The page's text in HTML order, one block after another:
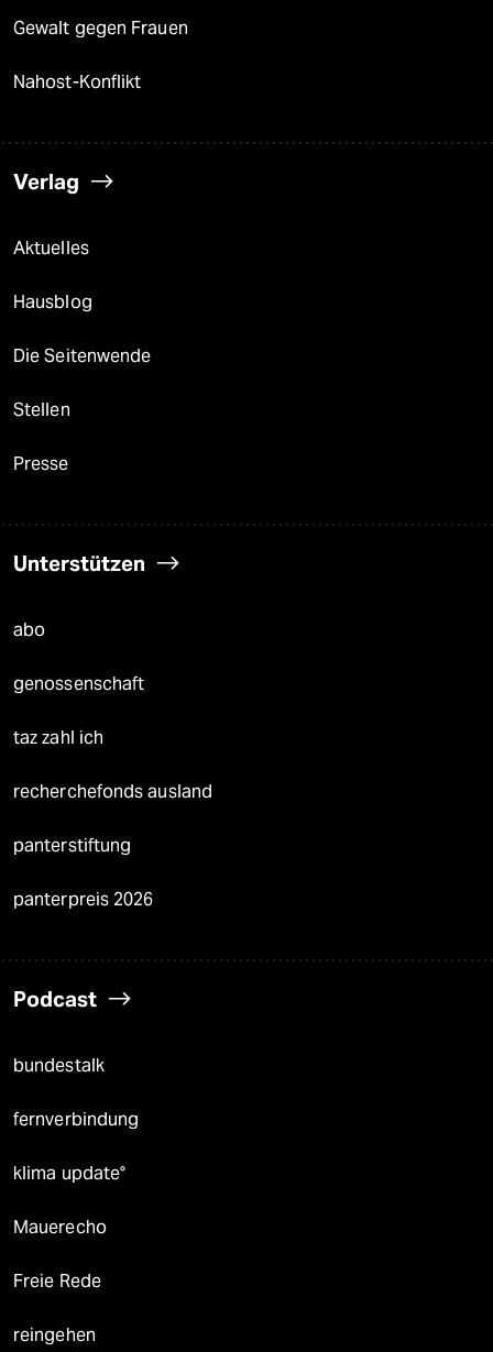
Gewalt gegen Frauen
Nahost-Konflikt
Verlag
Aktuelles
Hausblog
Die Seitenwende
Stellen
Presse
Unterstützen
abo
genossenschaft
taz zahl ich
recherchefonds ausland
panterstiftung
panterpreis 2026
Podcast
bundestalk
fernverbindung
klima update°
Mauerecho
Freie Rede
reingehen